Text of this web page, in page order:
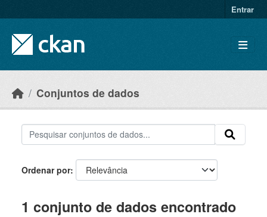
Entrar
Conjuntos de dados
Ordenar por
1 conjunto de dados encontrado